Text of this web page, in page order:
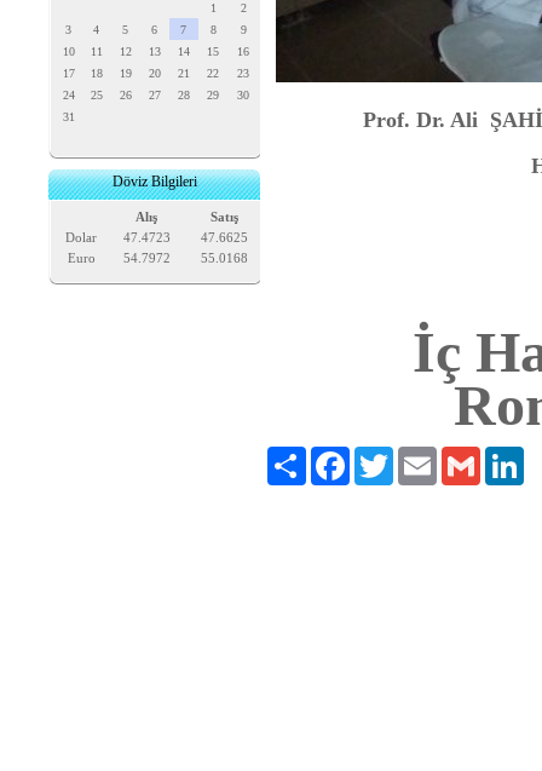
1
2
3
4 5 6 7 8
9
10
11 12 13 14 15
16
17
18 19 20 21 22
23
24
25 26 27 28 29
30
31
Döviz Bilgileri
Alış
Satış
Dolar
47.4723
47.6625
Euro
54.7972 55.0168
Prof. Dr. Ali
İç
Paylaş FacebookTwitter Email Gmail